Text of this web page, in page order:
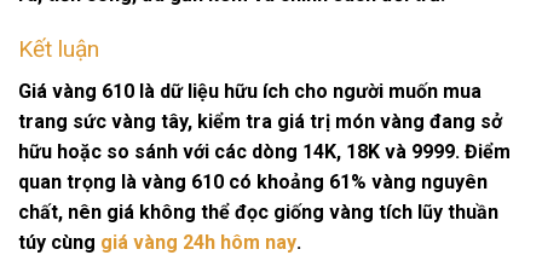
Kết luận
Giá vàng 610 là dữ liệu hữu ích cho người muốn mua
trang sức vàng tây, kiểm tra giá trị món vàng đang sở
hữu hoặc so sánh với các dòng 14K, 18K và 9999. Điểm
quan trọng là vàng 610 có khoảng 61% vàng nguyên
chất, nên giá không thể đọc giống vàng tích lũy thuần
túy cùng giá vàng 24h hôm nay.